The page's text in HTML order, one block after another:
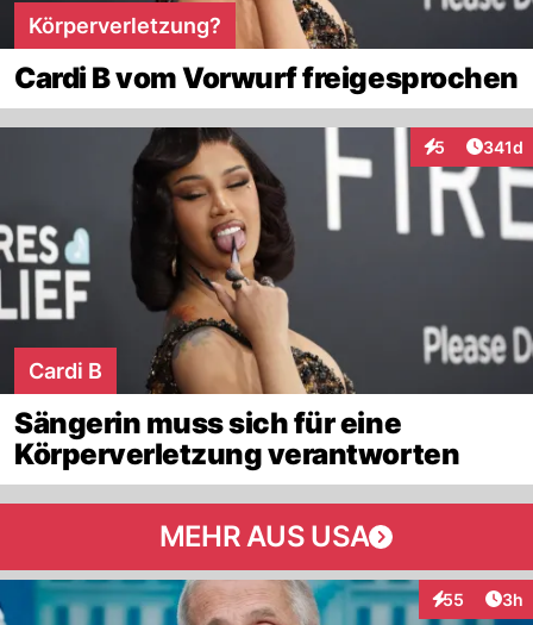
Körperverletzung?
Cardi B vom Vorwurf freigesprochen
5
Interaktionen
341d
Cardi B
Sängerin muss sich für eine
Körperverletzung verantworten
MEHR AUS USA
55
Interaktionen
3h